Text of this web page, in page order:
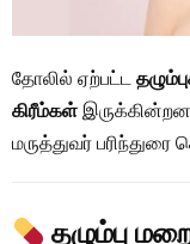
தோலில் ஏற்பட்ட
கிரீம்கள்
மருத்துவர்
தழும்பு